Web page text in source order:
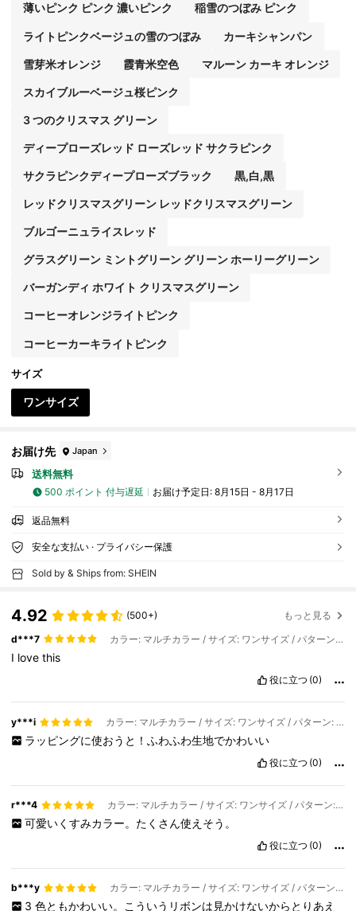
薄いピンク ピンク 濃いピンク 稲雪のつぼみ ピンク
ライトピンクベージュの雪のつぼみ カーキシャンパン
雪芽米オレンジ 霞青米空色 マルーン カーキ オレンジ
スカイブルーベージュ桜ピンク
3 つのクリスマス グリーン
ディープローズレッド ローズレッド サクラピンク
サクラピンクディープローズブラック 黒,白,黒
レッドクリスマスグリーン レッドクリスマスグリーン
ブルゴーニュライスレッド
グラスグリーン ミントグリーン グリーン ホーリーグリーン
バーガンディ ホワイト クリスマスグリーン
コーヒーオレンジライトピンク
コーヒーカーキライトピンク
サイズ
ワンサイズ
お届け先 Japan
送料無料
500 ポイント 付与遅延 お届け予定日: 8月15日 - 8月17日
返品無料
安全な支払い · プライバシー保護
Sold by & Ships from: SHEIN
4.92 (500+) もっと見る
d***7 カラー: マルチカラー / サイズ: ワンサイズ / パターン: カーキシャンパン
I lovethis
役に立つ (0)
y***i カラー: マルチカラー / サイズ: ワンサイズ / パターン: コーヒーカーキライトピンク
ラッピングに使おうと！ふわふわ生地でかわいい
役に立つ (0)
r***4 カラー: マルチカラー / サイズ: ワンサイズ / パターン: 薄いピンク ピンク 濃いピンク
可愛いくすみカラー。たくさん使えそう。
役に立つ (0)
b***y カラー: マルチカラー / サイズ: ワンサイズ / パターン: 薄いピンク ピンク 濃いピンク
3 色ともかわいい。こういうリボンは見かけないからとりあえ